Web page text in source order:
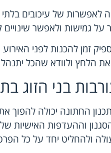
לאפשרות של עיכובים בלתי
על גמישות ולאפשר
זמן להכנות לפני
את הלחץ ולוודא שהכל
בני הזוג
החתונה יכולה להפוך
וההעדפות האישיות של
ולהחליט יחד על כל